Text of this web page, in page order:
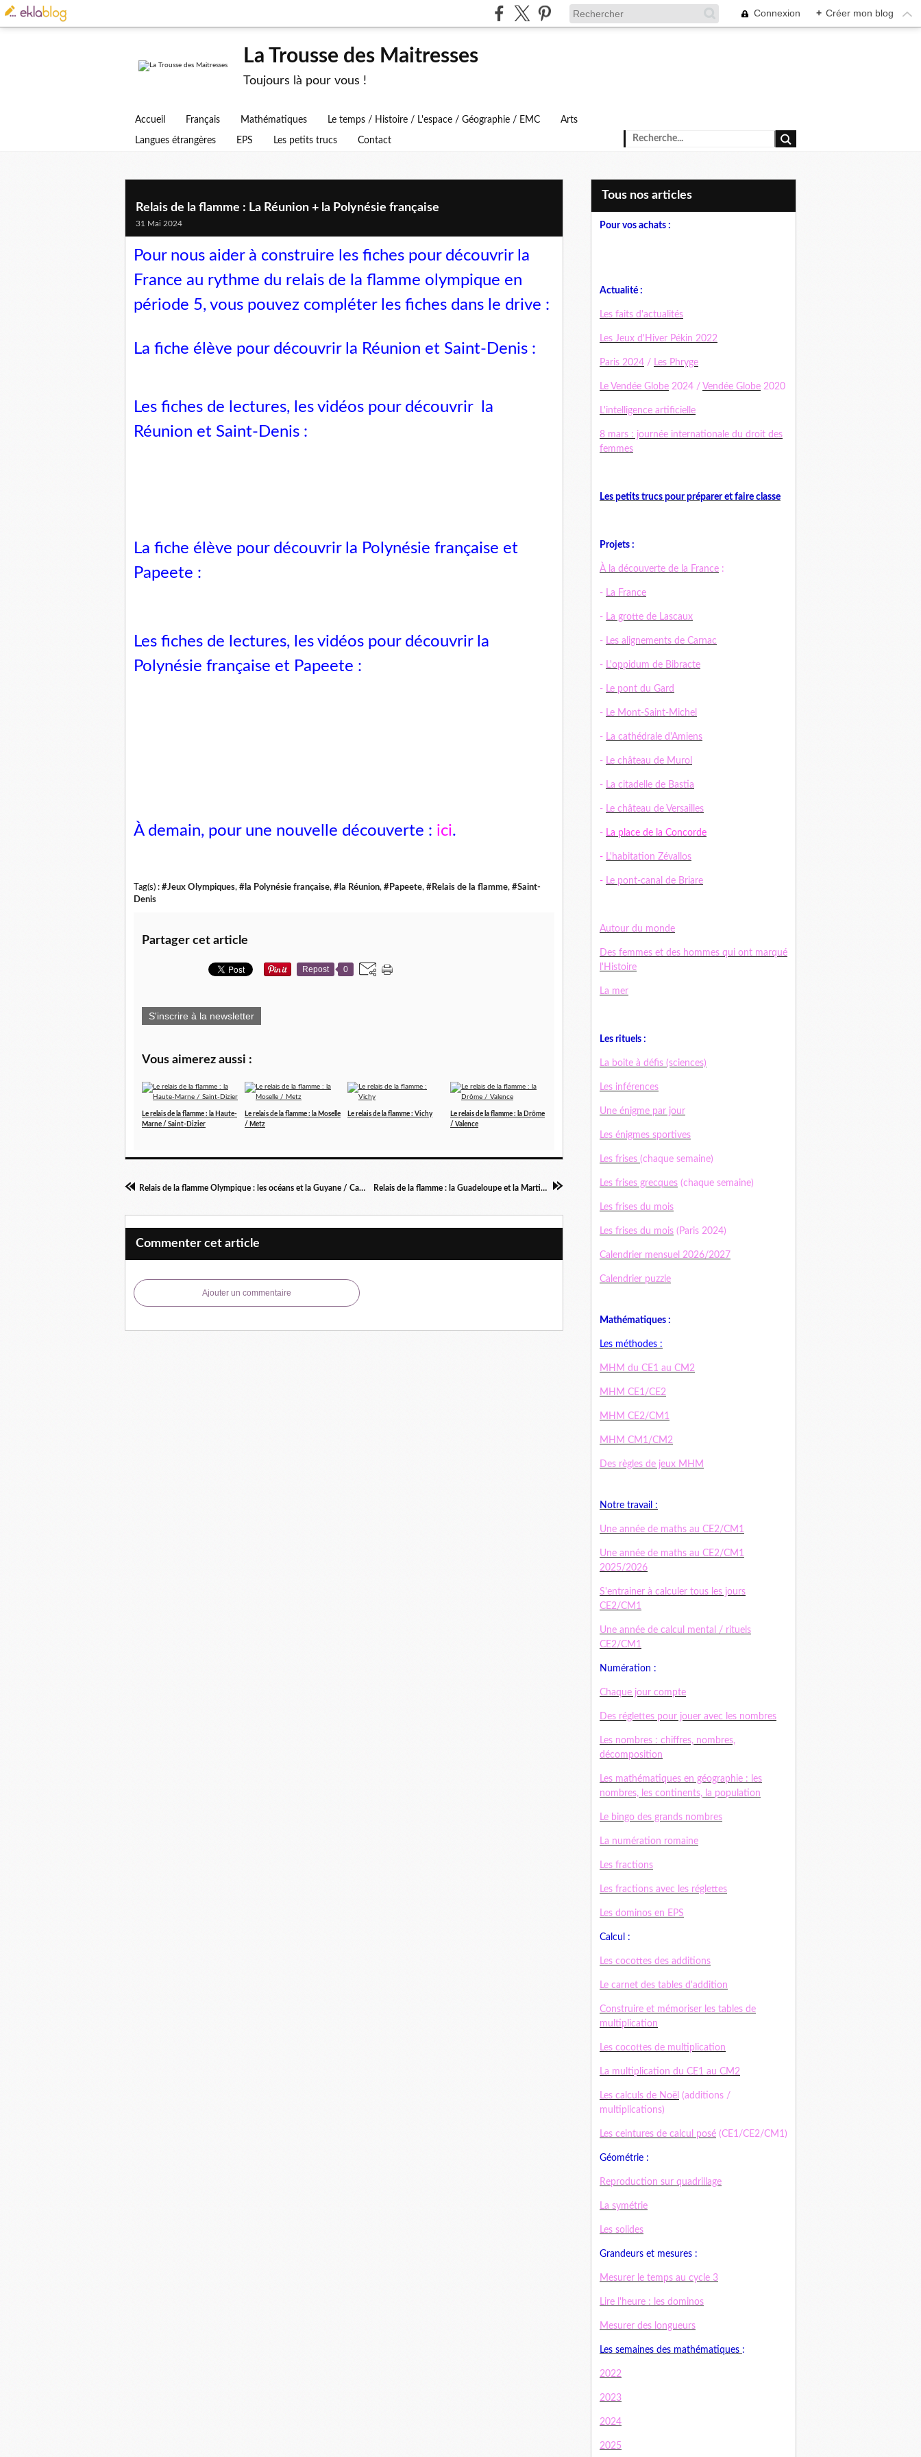
Connexion + Créer mon blog
La Trousse des Maitresses
Toujours là pour vous !
Accueil Français Mathématiques Le temps / Histoire / L'espace / Géographie / EMC Arts
Langues étrangères EPS Les petits trucs Contact
Relais de la flamme : La Réunion + la Polynésie française
31 Mai 2024
Pour nous aider à construire les fiches pour découvrir la
France au rythme du relais de la flamme olympique en
période 5, vous pouvez compléter les fiches dans le drive :
La fiche élève pour découvrir la Réunion et Saint-Denis :
Les fiches de lectures, les vidéos pour découvrir
la
Réunion et Saint-Denis :
La fiche élève pour découvrir la Polynésie française et
Papeete :
Les fiches de lectures, les vidéos pour découvrirla
Polynésie française et Papeete :
À demain, pour une nouvelle découverte : ici.
Tag(s) : #Jeux Olympiques, #la Polynésie française, #la Réunion, #Papeete, #Relais de la flamme, #Saint-
Denis
Partager cet article
Repost 0
S'inscrire à la newsletter
Vous aimerez aussi :
Le relais de la flamme : la Haute-
Marne / Saint-Dizier
Le relais de la flamme : la Moselle
/ Metz
Le relais de la flamme : Vichy
Le relais de la flamme : la Drôme
/ Valence
Relais de la flamme Olympique : les océans et la Guyane / Cayenne Relais de la flamme : la Guadeloupe et la Martinique
Commenter cet article
Ajouter un commentaire
Tous nos articles
Pour vos achats :
Actualité :
Les faits d'actualités
Les Jeux d'Hiver Pékin 2022
Paris 2024 / Les Phryge
Le Vendée Globe 2024 / Vendée Globe 2020
L'intelligence artificielle
8 mars : journée internationale du droit des
femmes
Les petits trucs pour préparer et faire classe
Projets :
À la découverte de la France :
- La France
- La grotte de Lascaux
- Les alignements de Carnac
- L'oppidum de Bibracte
- Le pont du Gard
- Le Mont-Saint-Michel
- La cathédrale d'Amiens
- Le château de Murol
- La citadelle de Bastia
- Le château de Versailles
- La place de la Concorde
- L'habitation Zévallos
- Le pont-canal de Briare
Autour du monde
Des femmes et des hommes qui ont marqué
l'Histoire
La mer
Les rituels :
La boite à défis (sciences)
Les inférences
Une énigme par jour
Les énigmes sportives
Les frises (chaque semaine)
Les frises grecques (chaque semaine)
Les frises du mois
Les frises du mois (Paris 2024)
Calendrier mensuel 2026/2027
Calendrier puzzle
Mathématiques :
Les méthodes :
MHM du CE1 au CM2
MHM CE1/CE2
MHM CE2/CM1
MHM CM1/CM2
Des règles de jeux MHM
Notre travail :
Une année de maths au CE2/CM1
Une année de maths au CE2/CM1
2025/2026
S'entrainer à calculer tous les jours
CE2/CM1
Une année de calcul mental / rituels
CE2/CM1
Numération :
Chaque jour compte
Des réglettes pour jouer avec les nombres
Les nombres : chiffres, nombres,
décomposition
Les mathématiques en géographie : les
nombres, les continents, la population
Le bingo des grands nombres
La numération romaine
Les fractions
Les fractions avec les réglettes
Les dominos en EPS
Calcul :
Les cocottes des additions
Le carnet des tables d'addition
Construire et mémoriser les tables de
multiplication
Les cocottes de multiplication
La multiplication du CE1 au CM2
Les calculs de Noël (additions /
multiplications)
Les ceintures de calcul posé (CE1/CE2/CM1)
Géométrie :
Reproduction sur quadrillage
La symétrie
Les solides
Grandeurs et mesures :
Mesurer le temps au cycle 3
Lire l'heure : les dominos
Mesurer des longueurs
Les semaines des mathématiques :
2022
2023
2024
2025